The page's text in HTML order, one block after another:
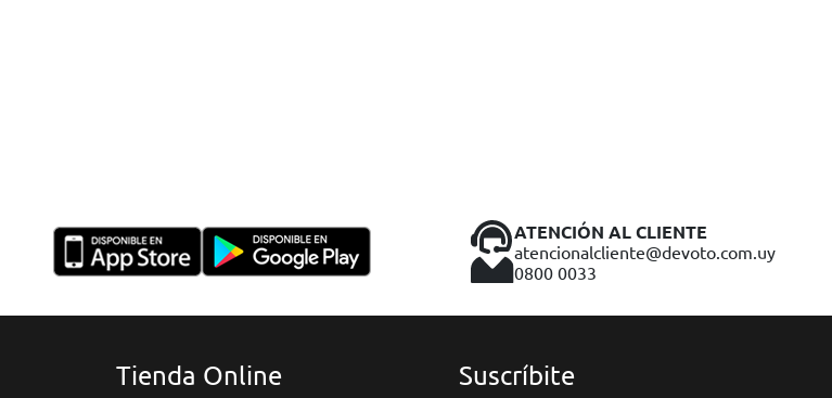
ATENCIÓN AL CLIENTE
atencionalcliente@devoto.com.uy
0800 0033
Tienda Online Suscríbite